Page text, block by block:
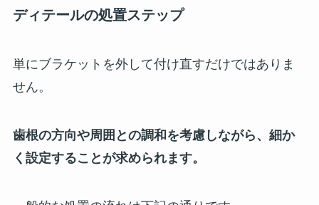
ディテールの処置ステップ
単にブラケットを外して付け直すだけではありま
せん。
歯根の方向や周囲との調和を考慮しながら、細か
く設定することが求められます。